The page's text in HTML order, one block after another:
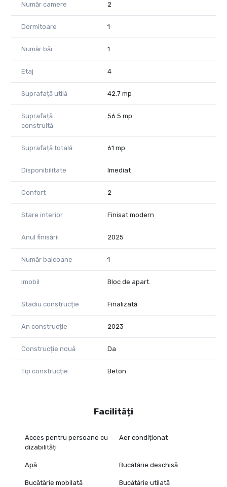
Telefon: 0758 409 801
CP2490011
Număr camere 2
Dormitoare 1
Număr băi 1
Etaj 4
Suprafață utilă 42.7 mp
Suprafață
construită
56.5 mp
Suprafață totală 61 mp
Disponibilitate Imediat
Confort 2
Stare interior Finisat modern
Anul finisării 2025
Număr balcoane 1
Imobil Bloc de apart.
Stadiu construcție Finalizată
An construcție 2023
Construcție nouă Da
Tip construcție Beton
Facilități
Acces pentru persoane cu
dizabilități
Aer condiționat
Apă Bucătărie deschisă
Bucătărie mobilată Bucătărie utilată